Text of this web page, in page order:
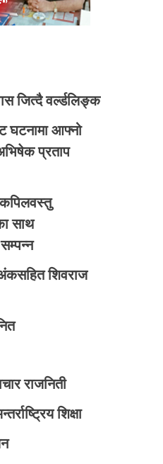
जित्दै वर्ल्डलिङ्क
घटनामा आफ्नो
प्रताप
कपिलवस्तु
साथ
शिवराज
राजनिती
शिक्षा